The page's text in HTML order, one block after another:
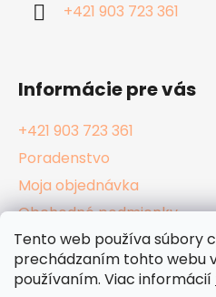
Tento web používa súbory
prechádzaním tohto webu
používaním. Viac informácií
+421 903 723 361
Informácie pre vás
+421 903 723 361
Poradenstvo
Moja objednávka
Obchodné podmienky
Reklamačný poriadok
Podmienky ochrany